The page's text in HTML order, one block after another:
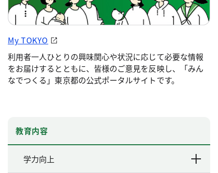
My TOKYO
利用者一人ひとりの興味関心や状況に応じて必要な情報
をお届けするとともに、皆様のご意見を反映し、「みん
なでつくる」東京都の公式ポータルサイトです。
教育内容
学力向上